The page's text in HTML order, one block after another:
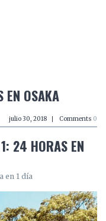
EN OSAKA
julio 30, 2018 Comments 0
24 HORAS EN
en 1 día